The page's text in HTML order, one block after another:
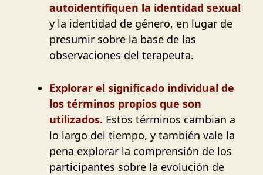
autoidentifiquen la identidad sexual
y la identidad de género, en lugar de
presumir sobre la base de las
observaciones del terapeuta.
Explorar el significado individual de
los términos propios que son
utilizados. Estos términos cambian a
lo largo del tiempo, y también vale la
pena explorar la comprensión de los
participantes sobre la evolución de